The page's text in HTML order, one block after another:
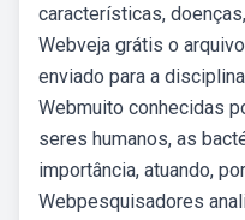
características,
Webveja grátis o
enviado para a
Webmuito conhecidas
seres humanos, as
importância, atuando,
Webpesquisadores